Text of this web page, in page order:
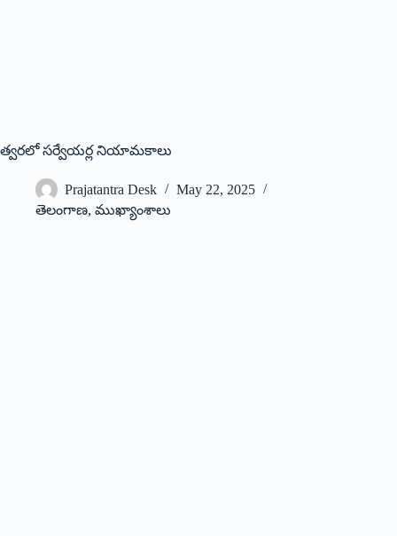
త్వ‌ర‌లో స‌ర్వేయ‌ర్ల నియామ‌కాలు
Prajatantra Desk
May 22, 2025
తెలంగాణ, ముఖ్యాంశాలు